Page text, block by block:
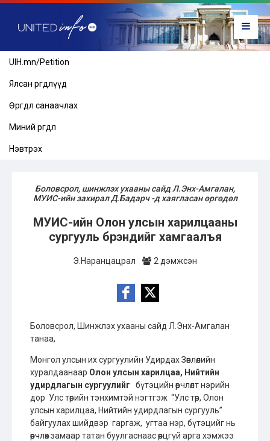
UIH.mn/Petition
Ялсан өргөдлүүд
Өргөдөл санаачлах
Миний өргөдөл
Нэвтрэх
Боловсрол, шинжлэх ухааны сайд Л.Энх-Амгалан,
МУИС-ийн захирал Д.Бадарч -д хаягласан өргөдөл
МУИС-ийн Олон улсын харилцааны
сургууль брэндийг хамгаалъя
Э.Наранцацрал 2 дэмжсэн
Боловсрол, Шинжлэх ухааны сайд Л.Энх-Амгалан
танаа,
Монгол улсын их сургуулийн Удирдах Зөвлөлийн
хуралдаанаар Олон улсын харилцаа, Нийтийн
удирдлагын сургуулийг
бүтэцийн өөрчлөлт нэрийн
дор Улс төрийн тэнхимтэй нэгтгэж “Улс төр, Олон
улсын харилцаа, Нийтийн удирдлагын сургууль”
байгуулах шийдвэр гаргаж, угтаа нэр, бүтэцийг нь
өөрчлөх замаар татан буулгаснаас өөрцгүй арга хэмжээ